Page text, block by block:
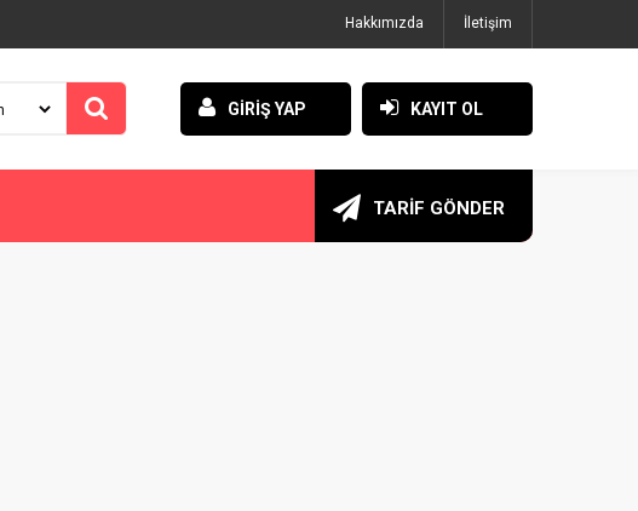
Hakkımızda İletişim
GİRİŞ YAP KAYIT OL
TARİF GÖNDER